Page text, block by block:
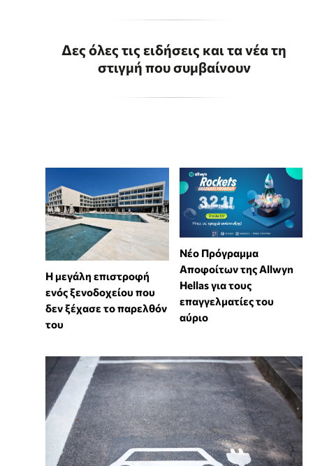
Δες όλες τις ειδήσεις και τα νέα τη
στιγμή που συμβαίνουν
Η μεγάλη επιστροφή
ενός ξενοδοχείου που
δεν ξέχασε το παρελθόν
του
Νέο Πρόγραμμα
Αποφοίτων της Allwyn
Hellas για τους
επαγγελματίες του
αύριο